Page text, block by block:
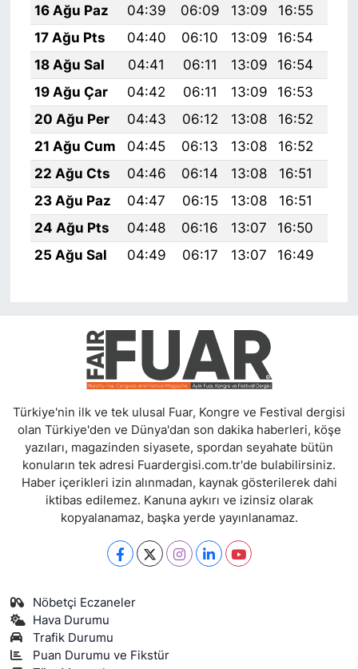
16 Ağu Paz
04:39 06:09 13:09 16:55
17 Ağu Pts
04:40 06:10 13:09 16:54
18 Ağu Sal
04:41 06:11 13:09 16:54
19 Ağu Çar
04:42 06:11 13:09 16:53
20 Ağu Per
04:43 06:12 13:08 16:52
21 Ağu Cum
04:45 06:13 13:08 16:52
22 Ağu Cts
04:46 06:14 13:08 16:51
23 Ağu Paz
04:47 06:15 13:08 16:51
24 Ağu Pts
04:48 06:16 13:07 16:50
25 Ağu Sal
04:49 06:17 13:07 16:49
Türkiye'nin ilk ve tek ulusal Fuar, Kongre ve Festival dergisi
olan Türkiye'den ve Dünya'dan son dakika haberleri, köşe
yazıları, magazinden siyasete, spordan seyahate bütün
konuların tek adresi Fuardergisi.com.tr'de bulabilirsiniz.
Haber içerikleri izin alınmadan, kaynak gösterilerek dahi
iktibas edilemez. Kanuna aykırı ve izinsiz olarak
kopyalanamaz, başka yerde yayınlanamaz.
Nöbetçi Eczaneler
Hava Durumu
Trafik Durumu
Puan Durumu ve Fikstür